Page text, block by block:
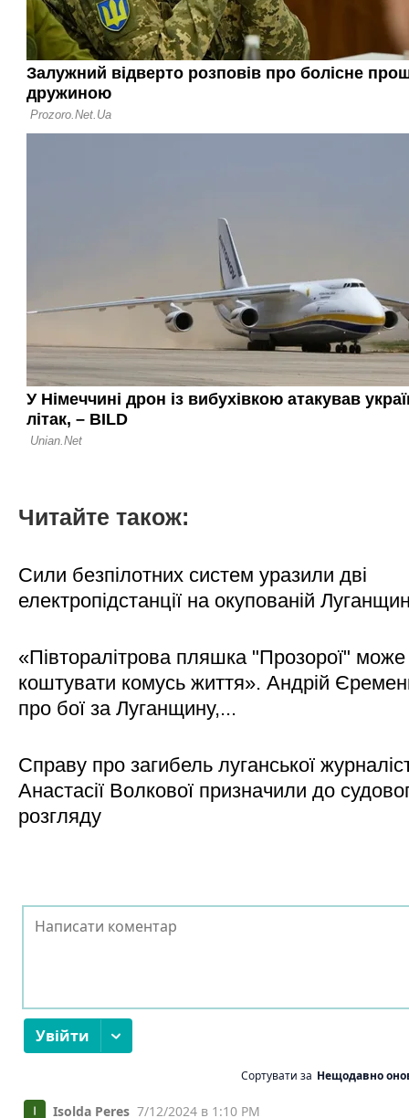
Читайте також:
Сили безпілотних систем уразили дві
електропідстанції на окупованій
«Півторалітрова пляшка "Прозорої" може
коштувати комусь життя». Андрій
про бої за Луганщину,...
Справу про загибель луганської
Анастасії Волкової призначили до
розгляду